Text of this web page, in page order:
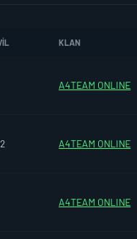
KLAN
A4TEAM ONLINE
A4TEAM ONLINE
A4TEAM ONLINE